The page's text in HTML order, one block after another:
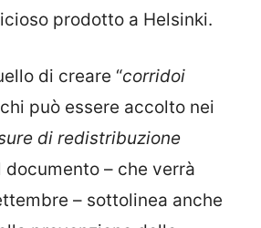
prodotto a Helsinki.
di creare “corridoi
può essere accolto nei
di redistribuzione
documento – che verrà
– sottolinea anche